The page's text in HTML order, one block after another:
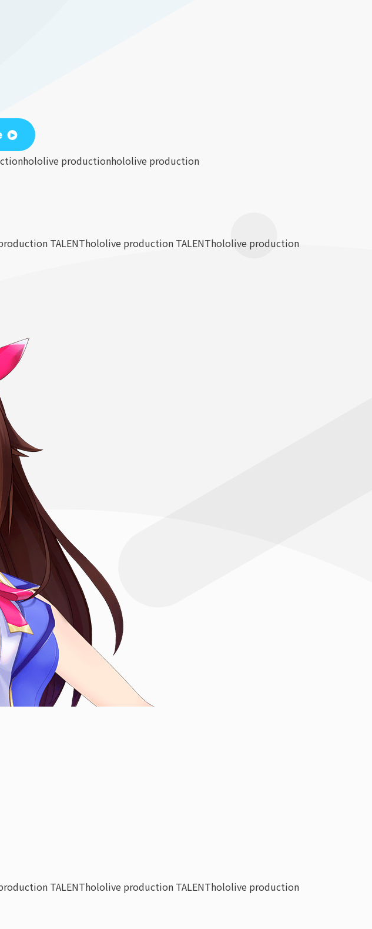
hololive productionhololive production
TALENThololive production TALENThololive production
TALENThololive production TALENThololive production